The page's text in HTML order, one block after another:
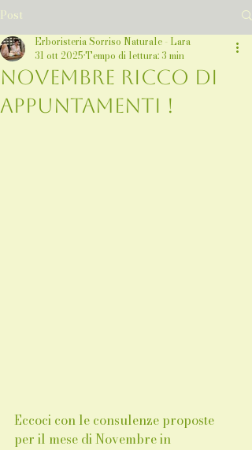
Post
Novembre ricco di
appuntamenti !
Erboristeria Sorriso Naturale - Lara
31 ott 2025Tempo di lettura: 3 min
Eccoci con le consulenze proposte
per il mese di Novembre in